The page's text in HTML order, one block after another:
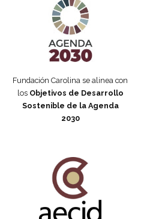
Fundación Carolina se alinea con
los Objetivos de Desarrollo
Sostenible de la Agenda
2030